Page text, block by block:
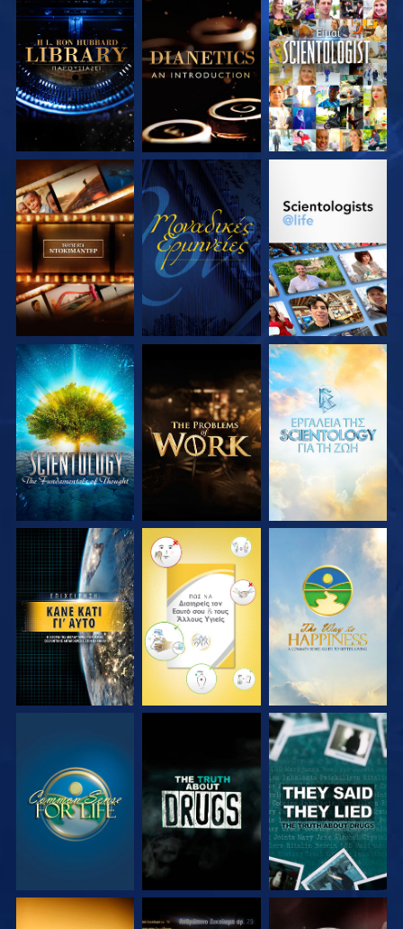
ΕΞΕΡΕΥΝΗΣΤΕ ΤΗ
ΣΕΙΡΑ
ΕΞΕΡΕΥΝΗΣΤΕ ΤΗ
ΣΕΙΡΑ
ΠΑΡΑΚΟΛΟΥΘΗΣΤΕ
ΕΞΕΡΕΥΝΗΣΤΕ ΤΗ
ΣΕΙΡΑ
ΠΑΡΑΚΟΛΟΥΘΗΣΤΕ
ΕΞΕΡΕΥΝΗΣΤΕ ΤΗ
ΕΞΕΡΕΥΝΗΣΤΕ ΤΗ
ΣΕΙΡΑ
ΕΞΕΡΕΥΝΗΣΤΕ ΤΗ
ΣΕΙΡΑ
ΕΞΕΡΕΥΝΗΣΤΕ ΤΗ
ΣΕΙΡΑ
ΠΑΡΑΚΟΛΟΥΘΗΣΤΕ ΠΑΡΑΚΟΛΟΥΘΗΣΤΕ ΠΑΡΑΚΟΛΟΥΘΗΣΤΕ
ΠΑΡΑΚΟΛΟΥΘΗΣΤΕ ΠΑΡΑΚΟΛΟΥΘΗΣΤΕ ΠΑΡΑΚΟΛΟΥΘΗΣΤΕ